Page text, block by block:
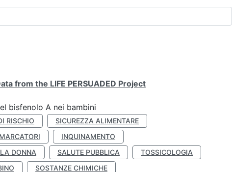
from the LIFE PERSUADED Project
bisfenolo A nei bambini
RISCHIO
SICUREZZA ALIMENTARE
INQUINAMENTO
DONNA SALUTE PUBBLICA
TOSSICOLOGIA
SOSTANZE CHIMICHE